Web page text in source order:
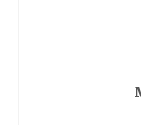
3.
4.